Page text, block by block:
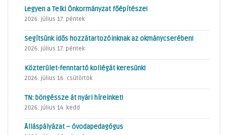
Legyen a Telki Önkormányzat főépítésze!
2026. július 17. péntek
Segítsünk idős hozzátartozóinknak az okmánycserében!
2026. július 17. péntek
Közterület-fenntartó kollégát keresünk!
2026. július 16. csütörtök
TN: böngéssze át nyári híreinket!
2026. július 14. kedd
Álláspályázat – óvodapedagógus